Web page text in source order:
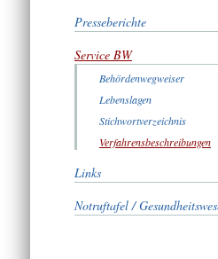
Presseberichte
Service BW
Behördenwegweiser
Lebenslagen
Stichwortverzeichnis
Verfahrensbeschreibungen
Links
Notruftafel /